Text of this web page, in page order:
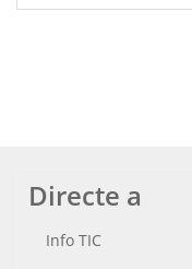
Directe a
Info TIC